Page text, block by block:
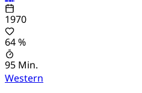
1970
64 %
95 Min.
Western